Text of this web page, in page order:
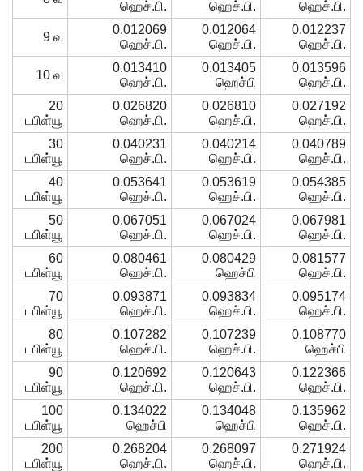
ஹெச்.பி. ஹெச்.பி. ஹெச்.பி.
9 வ
0.012069
ஹெச்.பி.
0.012064
ஹெச்.பி.
0.012237
ஹெச்.பி.
10 வ
0.013410
ஹெச்.பி.
0.013405
ஹெச்பி
0.013596
ஹெச்.பி.
20
டபிள்யூ
0.026820
ஹெச்.பி.
0.026810
ஹெச்.பி.
0.027192
ஹெச்.பி.
30
டபிள்யூ
0.040231
ஹெச்.பி.
0.040214
ஹெச்.பி.
0.040789
ஹெச்.பி.
40
டபிள்யூ
0.053641
ஹெச்.பி.
0.053619
ஹெச்.பி.
0.054385
ஹெச்.பி.
50
டபிள்யூ
0.067051
ஹெச்.பி.
0.067024
ஹெச்.பி.
0.067981
ஹெச்.பி.
60
டபிள்யூ
0.080461
ஹெச்.பி.
0.080429
ஹெச்பி
0.081577
ஹெச்.பி.
70
டபிள்யூ
0.093871
ஹெச்.பி.
0.093834
ஹெச்.பி.
0.095174
ஹெச்.பி.
80
டபிள்யூ
0.107282
ஹெச்.பி.
0.107239
ஹெச்.பி.
0.108770
ஹெச்பி
90
டபிள்யூ
0.120692
ஹெச்.பி.
0.120643
ஹெச்.பி.
0.122366
ஹெச்.பி.
100
டபிள்யூ
0.134022
ஹெச்பி
0.134048
ஹெச்பி
0.135962
ஹெச்.பி.
200
டபிள்யூ
0.268204
ஹெச்.பி.
0.268097
ஹெச்.பி.
0.271924
ஹெச்.பி.